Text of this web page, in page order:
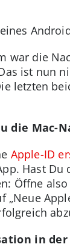
war die
ist nun
letzten
die Mac-
Apple-ID
Hast
Öffne
„Neue
in